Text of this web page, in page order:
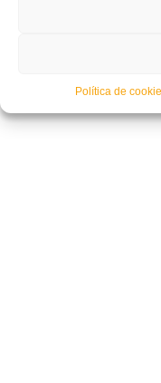
Política de
Misa-funeral ‘in memoriam’